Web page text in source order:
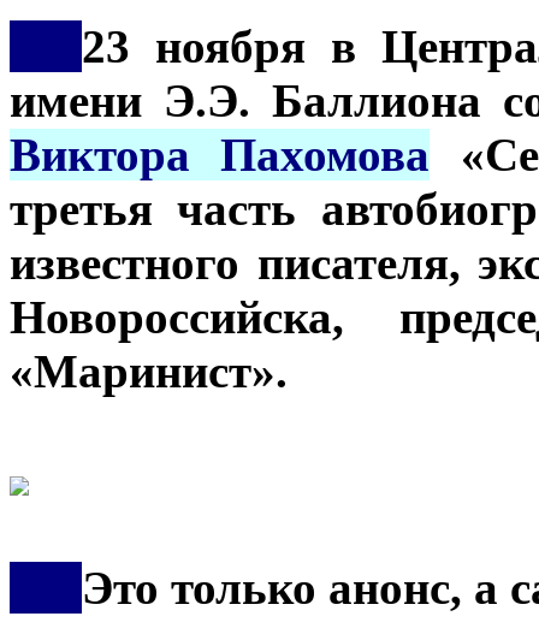
23 ноября в
имени Э.Э. Баллиона
Виктора Пахомова
третья часть
известного писателя,
Новороссийска,
«Маринист».
Это только анонс, а